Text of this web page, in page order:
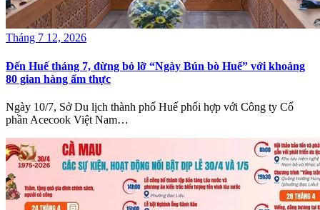
Tháng 7 12, 2026
Đến Huế tháng 7, đừng bỏ lỡ “Ngày Bún bò Huế” với khoảng
80 gian hàng ẩm thực
Ngày 10/7, Sở Du lịch thành phố Huế phối hợp với Công ty Cổ
phần Acecook Việt Nam…